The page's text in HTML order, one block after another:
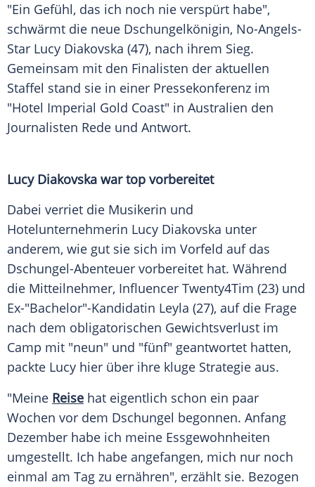
"Ein Gefühl, das ich noch nie verspürt habe",
schwärmt die neue Dschungelkönigin, No-Angels-
Star Lucy Diakovska (47), nach ihrem Sieg.
Gemeinsam mit den Finalisten der aktuellen
Staffel stand sie in einer Pressekonferenz im
"Hotel Imperial Gold Coast" in Australien den
Journalisten Rede und Antwort.
Lucy Diakovska war top vorbereitet
Dabei verriet die Musikerin und
Hotelunternehmerin Lucy Diakovska unter
anderem, wie gut sie sich im Vorfeld auf das
Dschungel-Abenteuer vorbereitet hat. Während
die Mitteilnehmer, Influencer Twenty4Tim (23) und
Ex-"Bachelor"-Kandidatin Leyla (27), auf die Frage
nach dem obligatorischen Gewichtsverlust im
Camp mit "neun" und "fünf" geantwortet hatten,
packte Lucy hier über ihre kluge Strategie aus.
"Meine Reise hat eigentlich schon ein paar
Wochen vor dem Dschungel begonnen. Anfang
Dezember habe ich meine Essgewohnheiten
umgestellt. Ich habe angefangen, mich nur noch
einmal am Tag zu ernähren", erzählt sie. Bezogen